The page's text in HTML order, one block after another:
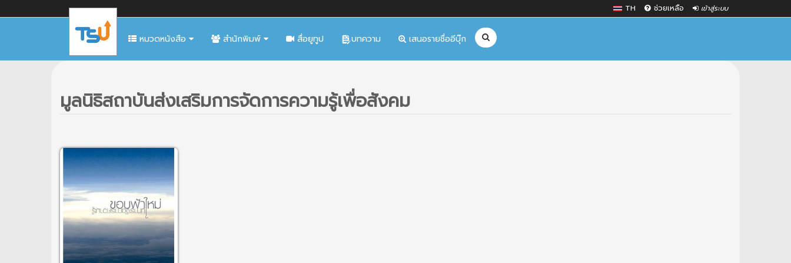
TH ช่วยเหลือ เข้าสู่ระบบ
หมวดหนังสือ สำนักพิมพ์ สื่อยูทูป บทความ เสนอรายชื่ออีบุ๊ก
มูลนิธิสถาบันส่งเสริมการจัดการความรู้เพื่อสังคม